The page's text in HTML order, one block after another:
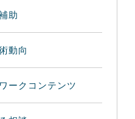
助
動向
ークコンテンツ